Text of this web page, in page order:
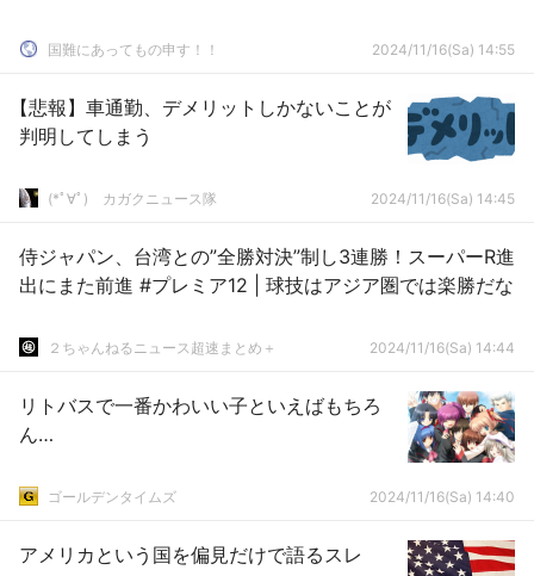
国難にあってもの申す！！ 2024/11/16(Sa) 14:55
【悲報】車通勤、デメリットしかないことが
判明してしまう
(*ﾟ∀ﾟ)ゞカガクニュース隊 2024/11/16(Sa) 14:45
侍ジャパン、台湾との”全勝対決”制し3連勝！スーパーR進
出にまた前進 #プレミア12 | 球技はアジア圏では楽勝だな
２ちゃんねるニュース超速まとめ＋ 2024/11/16(Sa) 14:44
リトバスで一番かわいい子といえばもちろ
ん…
ゴールデンタイムズ 2024/11/16(Sa) 14:40
アメリカという国を偏見だけで語るスレ